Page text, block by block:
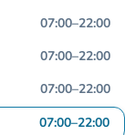
07:00–22:00
07:00–22:00
07:00–22:00
07:00–22:00